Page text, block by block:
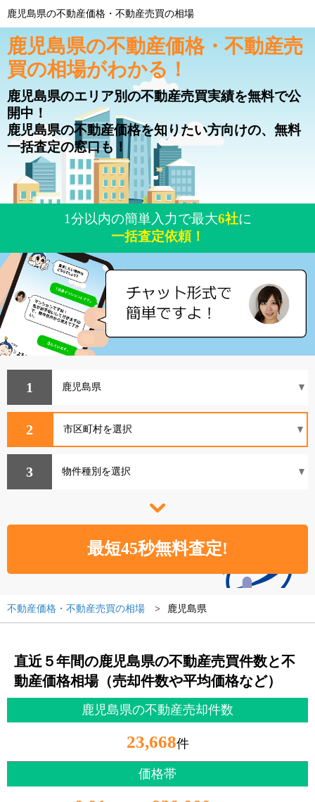
鹿児島県の不動産価格・不動産売買の相場
鹿児島県の不動産価格・不動産売
買の相場がわかる！
鹿児島県のエリア別の不動産売買実績を無料で公
開中！
鹿児島県の不動産価格を知りたい方向けの、無料
一括査定の窓口も！
1分以内の簡単入力で最大6社に
一括査定依頼！
1
2
3
不動産価格・不動産売買の相場 鹿児島県
直近５年間の鹿児島県の不動産売買件数と不
動産価格相場（売却件数や平均価格など）
鹿児島県の不動産売却件数
23,668件
価格帯